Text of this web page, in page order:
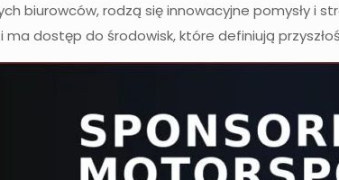
biurowców, rodzą się innowacyjne pomysły i
ma dostęp do środowisk, które definiują